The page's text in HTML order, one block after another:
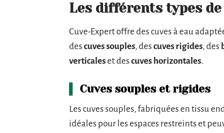
Les différents types
Cuve-Expert offre des cuves à eau
descuves souples, descuves rigides, des
verticaleset descuves horizontales.
Cuves souples et rigides
Les cuves souples, fabriquées en tissu
idéales pour les espaces restreints et